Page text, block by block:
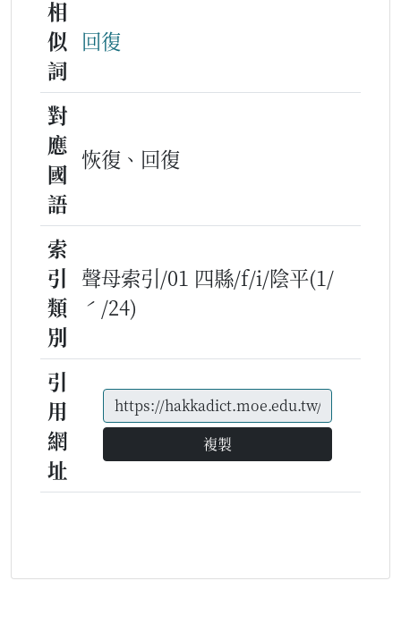
相
似
詞
回復
對
應
國
語
恢復、回復
索
引
類
別
聲母索引/01 四縣/f/i/陰平(1/
ˊ/24)
引
用
網
址
複製